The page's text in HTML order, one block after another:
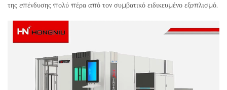
της επένδυσης πολύ πέρα από τον συμβατικό ειδικευμένο εξοπλισμό.